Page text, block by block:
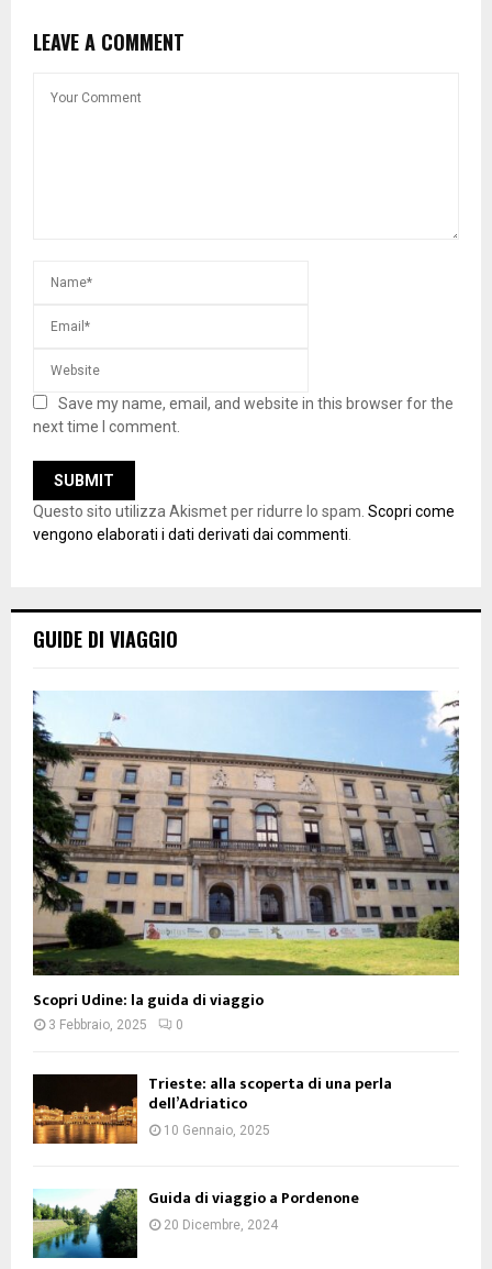
LEAVE A COMMENT
Save my name, email, and website in this browser for the
next time I comment.
Questo sito utilizza Akismet per ridurre lo spam. Scopri come
vengono elaborati i dati derivati dai commenti
GUIDE DI VIAGGIO
Scopri Udine: la guida di viaggio
3 Febbraio, 2025 0
Trieste: alla scoperta di una perla
dell’Adriatico
10 Gennaio, 2025
Guida di viaggio a Pordenone
20 Dicembre, 2024